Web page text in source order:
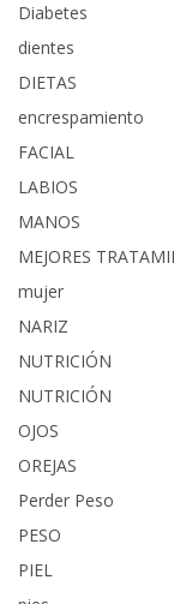
Diabetes
dientes
DIETAS
encrespamiento
FACIAL
LABIOS
MANOS
MEJORES
mujer
NARIZ
NUTRICIÓN
NUTRICIÓN
OJOS
OREJAS
Perder Peso
PESO
PIEL